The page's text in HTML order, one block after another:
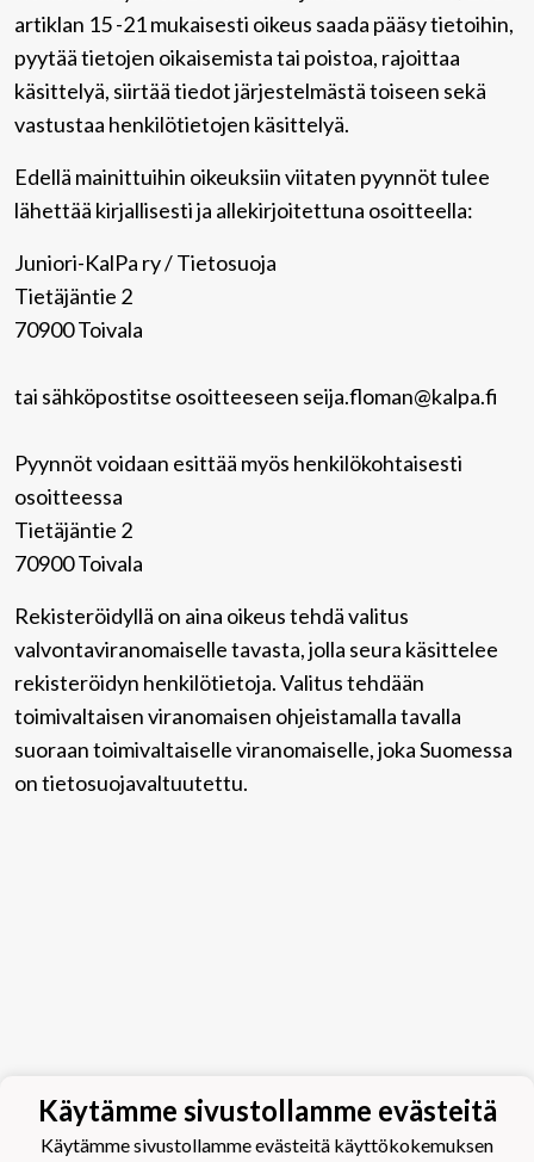
artiklan 15 -21 mukaisesti oikeus saada pääsy tietoihin,
pyytää tietojen oikaisemista tai poistoa, rajoittaa
käsittelyä, siirtää tiedot järjestelmästä toiseen sekä
vastustaa henkilötietojen käsittelyä.
Edellä mainittuihin oikeuksiin viitaten pyynnöt tulee
lähettää kirjallisesti ja allekirjoitettuna osoitteella:
Juniori-KalPa ry / Tietosuoja
Tietäjäntie 2
70900 Toivala
tai sähköpostitse osoitteeseen seija.floman@kalpa.fi
Pyynnöt voidaan esittää myös henkilökohtaisesti
osoitteessa
Tietäjäntie 2
70900 Toivala
Rekisteröidyllä on aina oikeus tehdä valitus
valvontaviranomaiselle tavasta, jolla seura käsittelee
rekisteröidyn henkilötietoja. Valitus tehdään
toimivaltaisen viranomaisen ohjeistamalla tavalla
suoraan toimivaltaiselle viranomaiselle, joka Suomessa
on tietosuojavaltuutettu.
Käytämme sivustollamme evästeitä
Käytämme sivustollamme evästeitä käyttökokemuksen